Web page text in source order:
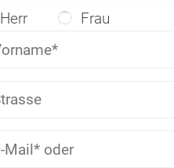
Herr Frau